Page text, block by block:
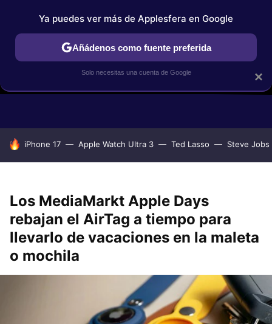
GUÍAS DE COMPRA COMPARATIVAS APPLE VS OTROS
HOY SE HABLA DE
iPhone 17 Apple Watch Ultra 3 Ted Lasso Steve Jobs
Los MediaMarkt Apple Days
rebajan el AirTag a tiempo para
llevarlo de vacaciones en la maleta
o mochila
×
Ya puedes ver más de Applesfera en Google
Añádenos como fuente preferida
Solo necesitas una cuenta de Google